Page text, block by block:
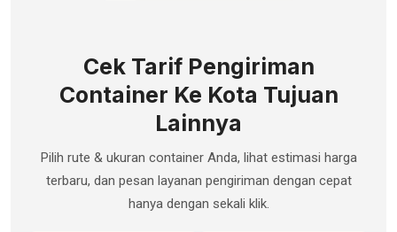
Cek Tarif Pengiriman
Container Ke Kota Tujuan
Lainnya
Pilih rute & ukuran container Anda, lihat estimasi harga
terbaru, dan pesan layanan pengiriman dengan cepat
hanya dengan sekali klik.